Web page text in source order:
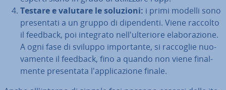
Testare e valutare le soluzioni: i primi modelli sono
pre­sen­ta­ti a un gruppo di di­pen­den­ti. Viene raccolto
il feedback, poi integrato nel­l'ul­te­rio­re ela­bo­ra­zio­ne.
A ogni fase di sviluppo im­por­tan­te, si raccoglie nuo­
va­men­te il feedback, fino a quando non viene fi­nal­
men­te pre­sen­ta­ta l'ap­pli­ca­zio­ne finale.